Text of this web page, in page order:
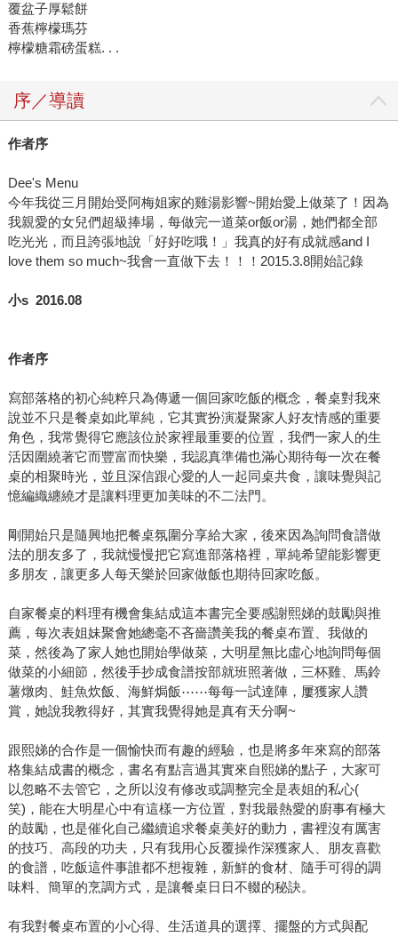
覆盆子厚鬆餅
香蕉檸檬瑪芬
檸檬糖霜磅蛋糕. . .
序／導讀
作者序
Dee's Menu
今年我從三月開始受阿梅姐家的雞湯影響~開始愛上做菜了！因為
我親愛的女兒們超級捧場，每做完一道菜or飯or湯，她們都全部
吃光光，而且誇張地說「好好吃哦！」我真的好有成就感and I
love them so much~我會一直做下去！！！2015.3.8開始記錄
小s 2016.08
作者序
寫部落格的初心純粹只為傳遞一個回家吃飯的概念，餐桌對我來
說並不只是餐桌如此單純，它其實扮演凝聚家人好友情感的重要
角色，我常覺得它應該位於家裡最重要的位置，我們一家人的生
活因圍繞著它而豐富而快樂，我認真準備也滿心期待每一次在餐
桌的相聚時光，並且深信跟心愛的人一起同桌共食，讓味覺與記
憶編織纏繞才是讓料理更加美味的不二法門。
剛開始只是隨興地把餐桌氛圍分享給大家，後來因為詢問食譜做
法的朋友多了，我就慢慢把它寫進部落格裡，單純希望能影響更
多朋友，讓更多人每天樂於回家做飯也期待回家吃飯。
自家餐桌的料理有機會集結成這本書完全要感謝熙娣的鼓勵與推
薦，每次表姐妹聚會她總毫不吝嗇讚美我的餐桌布置、我做的
菜，然後為了家人她也開始學做菜，大明星無比虛心地詢問每個
做菜的小細節，然後手抄成食譜按部就班照著做，三杯雞、馬鈴
薯燉肉、鮭魚炊飯、海鮮焗飯⋯⋯每每一試達陣，屢獲家人讚
賞，她說我教得好，其實我覺得她是真有天分啊~
跟熙娣的合作是一個愉快而有趣的經驗，也是將多年來寫的部落
格集結成書的概念，書名有點言過其實來自熙娣的點子，大家可
以忽略不去管它，之所以沒有修改或調整完全是表姐的私心(
笑)，能在大明星心中有這樣一方位置，對我最熱愛的廚事有極大
的鼓勵，也是催化自己繼續追求餐桌美好的動力，書裡沒有厲害
的技巧、高段的功夫，只有我用心反覆操作深獲家人、朋友喜歡
的食譜，吃飯這件事誰都不想複雜，新鮮的食材、隨手可得的調
味料、簡單的烹調方式，是讓餐桌日日不輟的秘訣。
有我對餐桌布置的小心得、生活道具的選擇、擺盤的方式與配